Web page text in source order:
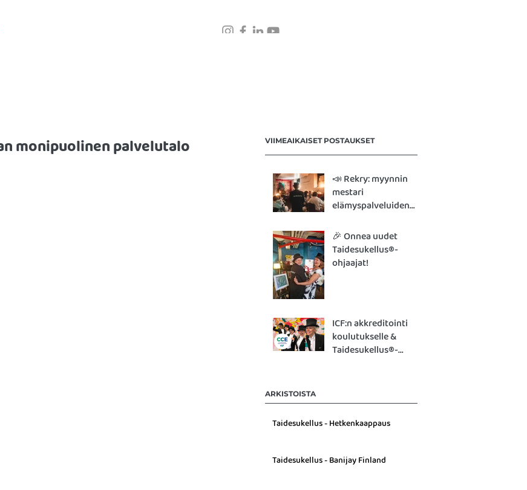
VIIMEAIKAISET POSTAUKSET
📣 Rekry: myynnin
mestari
elämyspalveluiden
🎉 Onnea uudet
Taidesukellus®-
ohjaajat!
ICF:n akkreditointi
koulutukselle &
Taidesukellus®-
ARKISTOISTA
Taidesukellus - Hetkenkaappaus
Taidesukellus - Banijay Finland
monipuolinen palvelutalo